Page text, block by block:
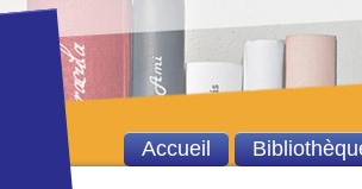
Accueil